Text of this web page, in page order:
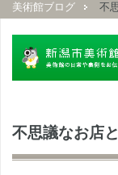
美術館ブログ
不
不思議なお店